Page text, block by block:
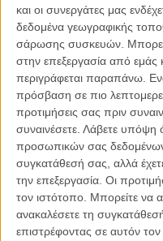
και οι συνεργάτες μας
δεδομένα γεωγραφικής
σάρωσης συσκευών.
στην επεξεργασία από εμάς
περιγράφεται παραπάνω.
πρόσβαση σε πιο
προτιμήσεις σας πριν
συναινέσετε. Λάβετε υπόψη
προσωπικών σας δεδομένων
συγκατάθεσή σας, αλλά
την επεξεργασία. Οι
τον ιστότοπο. Μπορείτε να
ανακαλέσετε τη
επιστρέφοντας σε αυτόν
Βιμ Βέντερς
Συνέντευξη
Η επιτυχία είναι
καλύτερο, δεν σε πάει
απλώς ένα ωραίο,
συναίσθημα.»